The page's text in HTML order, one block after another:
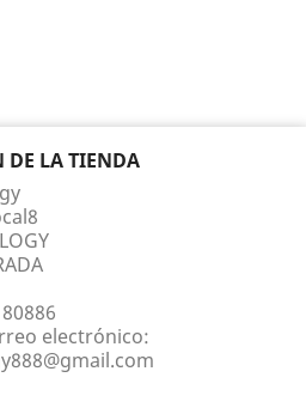
LA TIENDA
electrónico: